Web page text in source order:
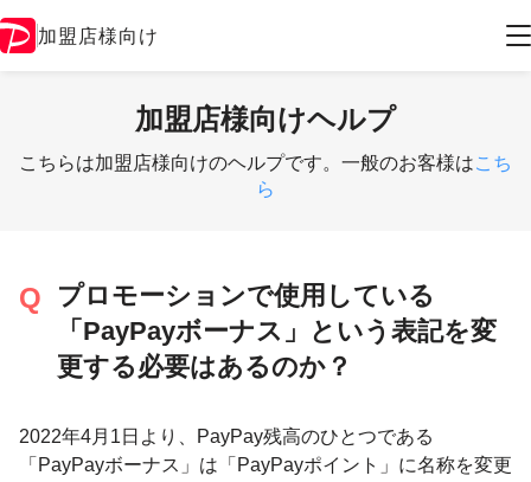
加盟店様向け
加盟店様向けヘルプ
こちらは加盟店様向けのヘルプです。一般のお客様はこち
ら
プロモーションで使用している
「PayPayボーナス」という表記を変
更する必要はあるのか？
2022年4月1日より、PayPay残高のひとつである
「PayPayボーナス」は「PayPayポイント」に名称を変更